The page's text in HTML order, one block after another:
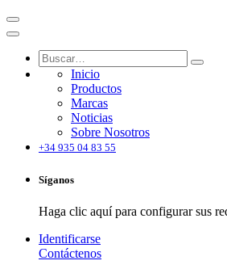
Inicio
Productos
Marcas
Noticias
Sobre Nosotros
+34 935 04 83 55
Síganos
Haga clic aquí para configurar sus
Identificarse
Contáctenos